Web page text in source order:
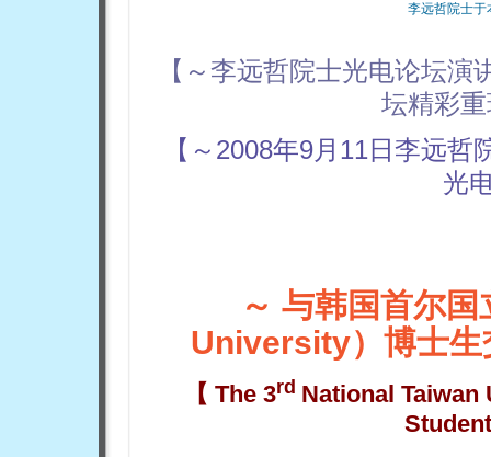
李远哲院士于
【～李远哲院士光电论坛演
坛精彩
【～2008年9月11日李远
光
～ 与韩国首尔
University）博士生
【 The 3rd National